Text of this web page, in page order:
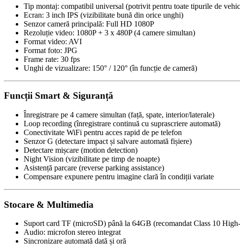
Tip montaj: compatibil universal (potrivit pentru toate tipurile de
Ecran: 3 inch IPS (vizibilitate bună din orice unghi)
Senzor cameră principală: Full HD 1080P
Rezoluție video: 1080P + 3 x 480P (4 camere simultan)
Format video: AVI
Format foto: JPG
Frame rate: 30 fps
Unghi de vizualizare: 150° / 120° (în funcție de cameră)
Funcții Smart & Siguranță
Înregistrare pe 4 camere simultan (față, spate, interior/laterale)
Loop recording (înregistrare continuă cu suprascriere automată)
Conectivitate WiFi pentru acces rapid de pe telefon
Senzor G (detectare impact și salvare automată fișiere)
Detectare mișcare (motion detection)
Night Vision (vizibilitate pe timp de noapte)
Asistență parcare (reverse parking assistance)
Compensare expunere pentru imagine clară în condiții variate
Stocare & Multimedia
Suport card TF (microSD) până la 64GB (recomandat Class 10
Audio: microfon stereo integrat
Sincronizare automată dată și oră